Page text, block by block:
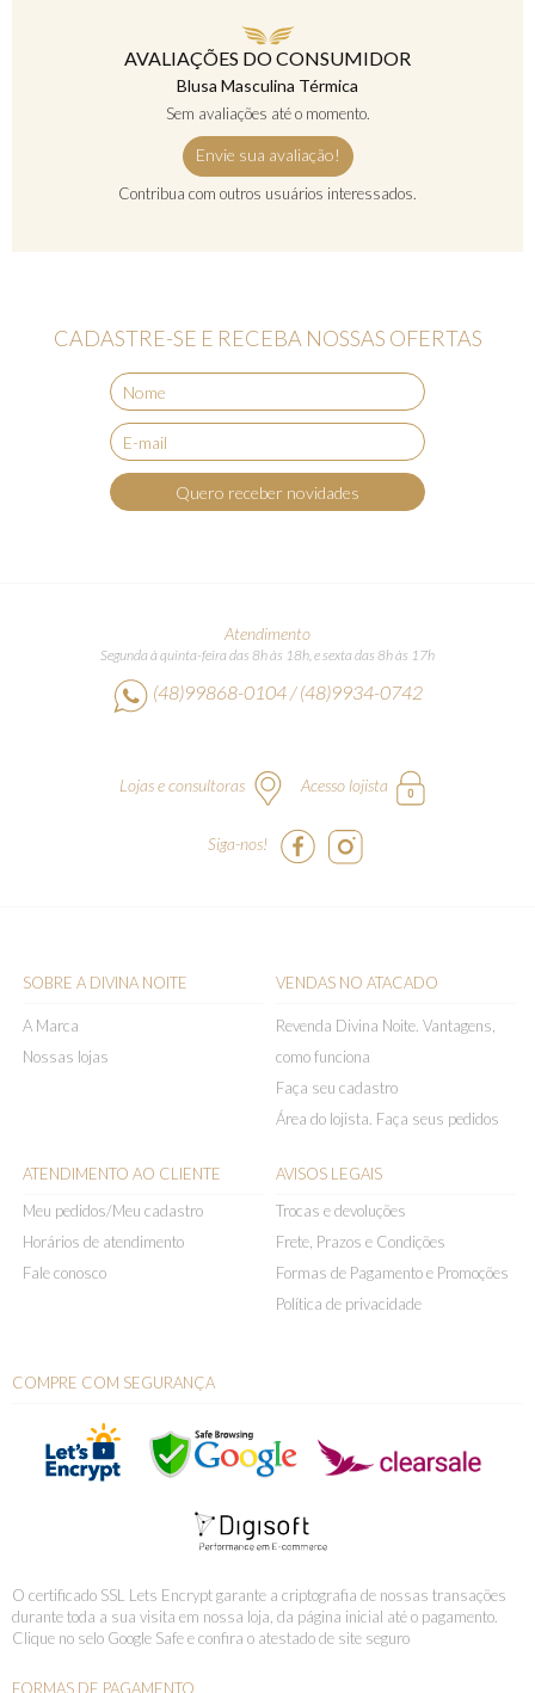
AVALIAÇÕES DO CONSUMIDOR
Blusa Masculina Térmica
Sem avaliações até o momento.
Envie sua avaliação!
Contribua com outros usuários interessados.
CADASTRE-SE E RECEBA NOSSAS OFERTAS
Quero receber novidades
Atendimento
Segunda à quinta-feira das 8h às 18h, e sexta das 8h às 17h
(48)99868-0104 / (48)9934-0742
Lojas e consultoras Acesso lojista
Siga-nos!
SOBRE A DIVINA NOITE
A Marca
Nossas lojas
VENDAS NO ATACADO
Revenda Divina Noite. Vantagens,
como funciona
Faça seu cadastro
Área do lojista. Faça seus pedidos
ATENDIMENTO AO CLIENTE
Meu pedidos/Meu cadastro
Horários de atendimento
Fale conosco
AVISOS LEGAIS
Trocas e devoluções
Frete, Prazos e Condições
Formas de Pagamento e Promoções
Política de privacidade
COMPRE COM SEGURANÇA
O certificado SSL Lets Encrypt garante a criptografia de nossas transações
durante toda a sua visita em nossa loja, da página inicial até o pagamento.
Clique no selo Google Safe e confira o atestado de site seguro
FORMAS DE PAGAMENTO